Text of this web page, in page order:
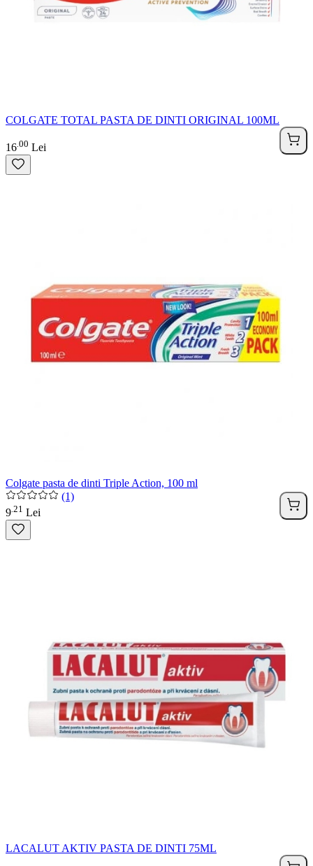
COLGATE TOTAL PASTA DE DINTI ORIGINAL 100ML
16 00 Lei
Colgate pasta de dinti Triple Action, 100 ml
(1)
9 21 Lei
LACALUT AKTIV PASTA DE DINTI 75ML